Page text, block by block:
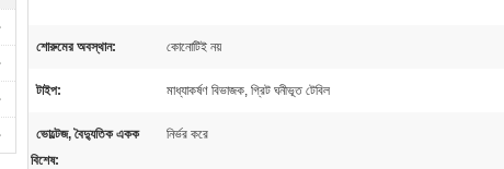
শোরুমের অবস্থান: কোনোটিই নয়
টাইপ: মাধ্যাকর্ষণ বিভাজক, গ্রিট ঘনীভূত টেবিল
ভোল্টেজ, বৈদ্যুতিক একক
বিশেষ:
নির্ভর করে